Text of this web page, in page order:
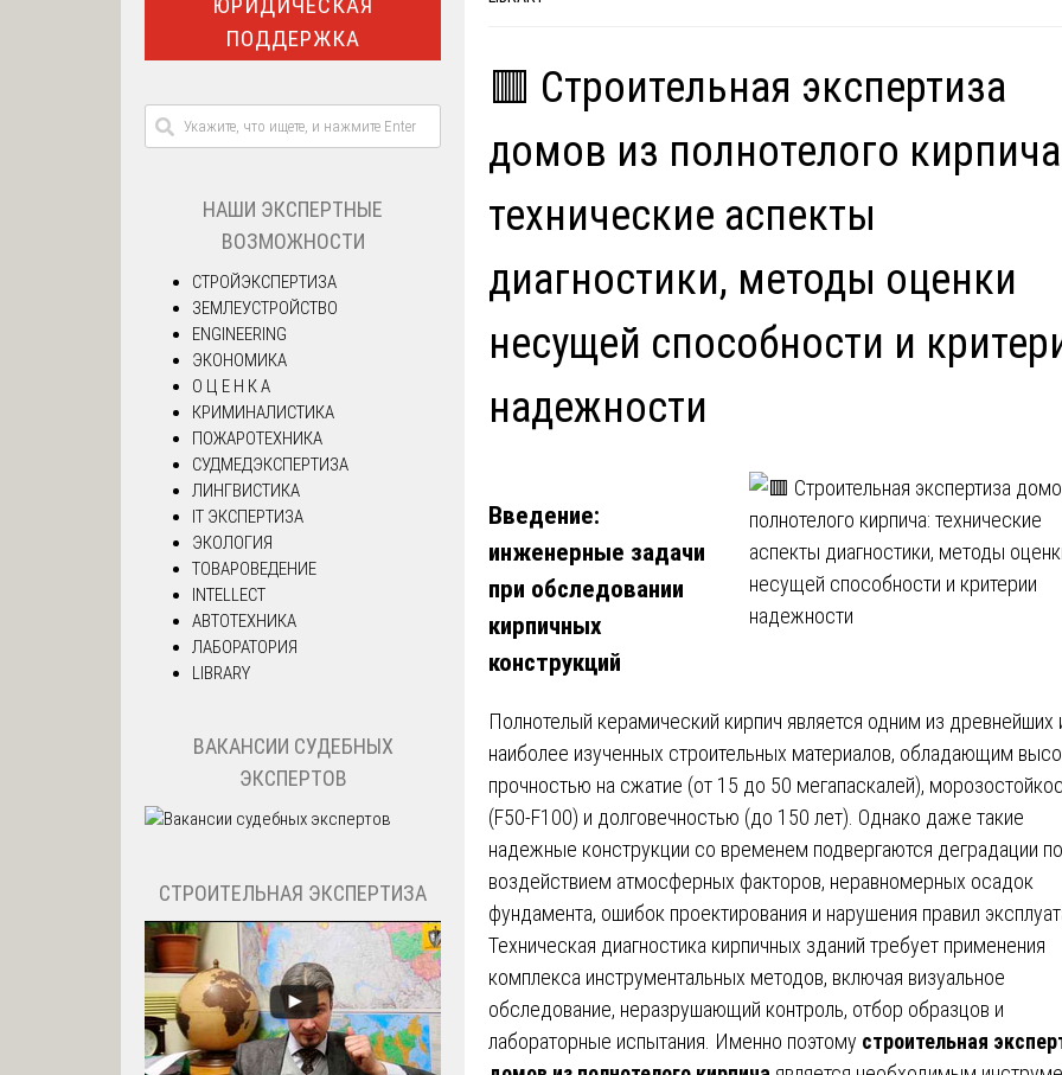
🟥 Строительная экспертиза
домов из полнотелого
технические аспекты
диагностики, методы оценки
несущей способности и
надежности
Введение:
инженерные задачи
при обследовании
кирпичных
конструкций
Полнотелый керамический кирпич является одним из древнейших
наиболее изученных строительных материалов, обладающим
прочностью на сжатие (от 15 до 50 мегапаскалей),
(F50-F100) и долговечностью (до 150 лет). Однако даже такие
надежные конструкции со временем подвергаются деградации
воздействием атмосферных факторов, неравномерных осадок
фундамента, ошибок проектирования и нарушения правил
Техническая диагностика кирпичных зданий требует применения
комплекса инструментальных методов, включая визуальное
обследование, неразрушающий контроль, отбор образцов и
лабораторные испытания. Именно поэтому строительная
ПОДДЕРЖКА
НАШИ ЭКСПЕРТНЫЕ
ВОЗМОЖНОСТИ
СТРОЙЭКСПЕРТИЗА
ЗЕМЛЕУСТРОЙСТВО
ENGINEERING
ЭКОНОМИКА
О Ц Е Н К А
КРИМИНАЛИСТИКА
ПОЖАРОТЕХНИКА
СУДМЕДЭКСПЕРТИЗА
ЛИНГВИСТИКА
IT ЭКСПЕРТИЗА
ЭКОЛОГИЯ
ТОВАРОВЕДЕНИЕ
INTELLECT
АВТОТЕХНИКА
ЛАБОРАТОРИЯ
LIBRARY
ВАКАНСИИ СУДЕБНЫХ
ЭКСПЕРТОВ
СТРОИТЕЛЬНАЯ ЭКСПЕРТИЗА